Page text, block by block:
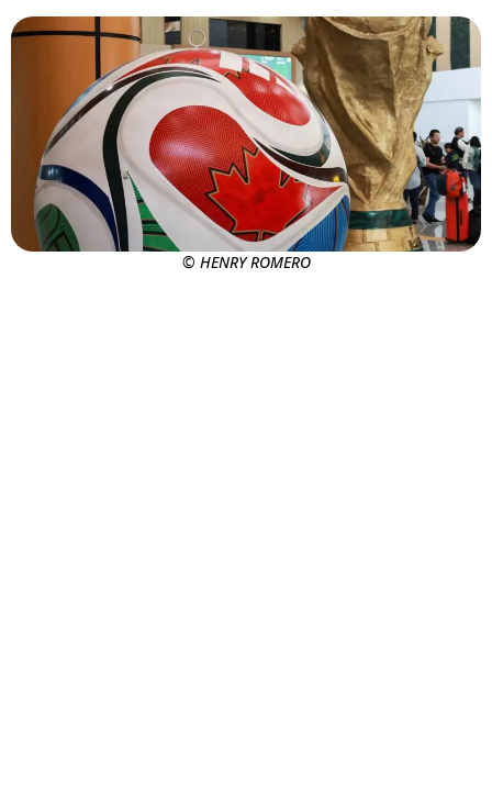
© HENRY ROMERO